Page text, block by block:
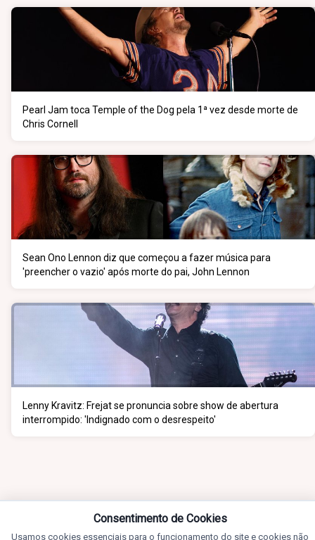
Pearl Jam toca Temple of the Dog pela 1ª vez desde morte de
Chris Cornell
Sean Ono Lennon diz que começou a fazer música para
'preencher o vazio' após morte do pai, John Lennon
Lenny Kravitz: Frejat se pronuncia sobre show de abertura
interrompido: 'Indignado com o desrespeito'
Consentimento de Cookies
Usamos cookies essenciais para o funcionamento do site e cookies não